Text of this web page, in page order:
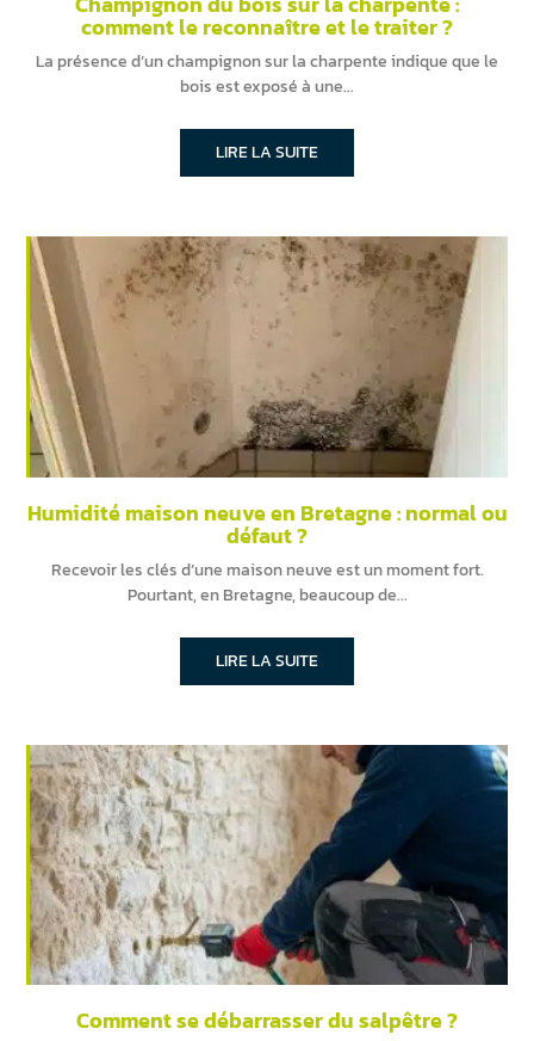
comment le reconnaître et le traiter ?
La présence d’un champignon sur la charpente indique que le
bois est exposé à une
LIRE LA SUITE
Humidité maison neuve en Bretagne : normal ou
défaut ?
Recevoir les clés d’une maison neuve est un moment fort.
Pourtant, en Bretagne, beaucoup de
LIRE LA SUITE
Comment se débarrasser du salpêtre ?